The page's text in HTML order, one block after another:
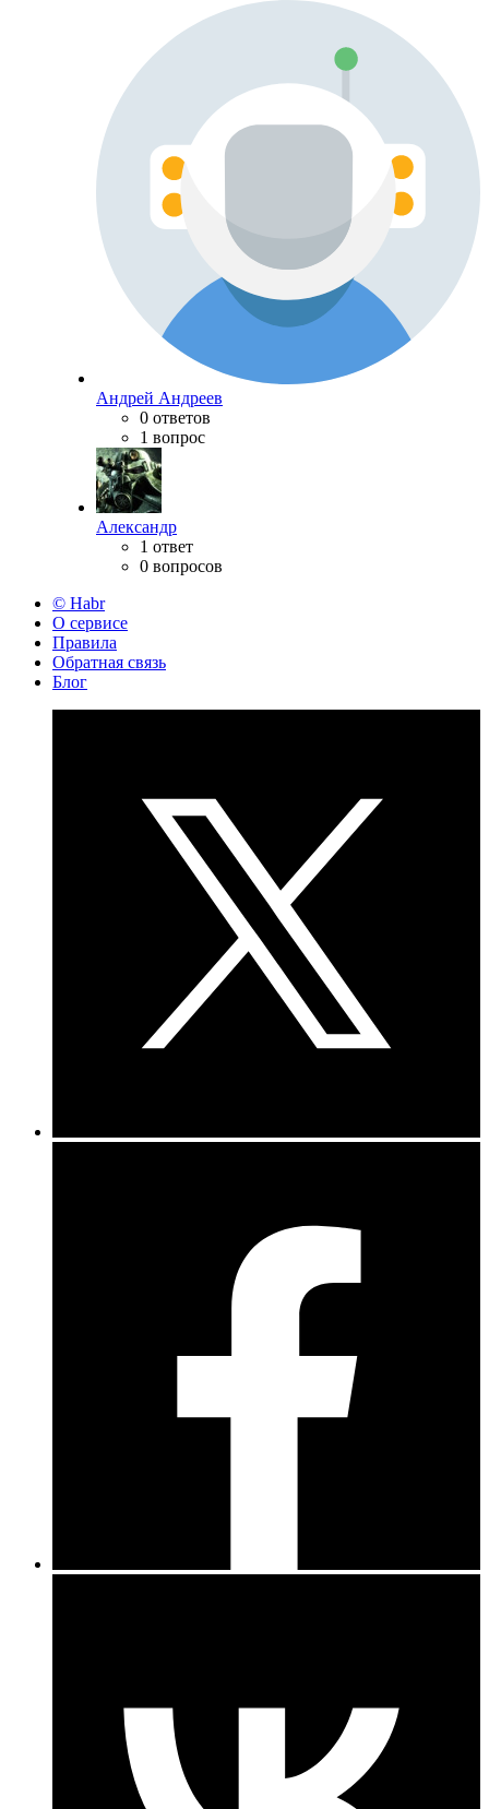
Андрей Андреев
0 ответов
1 вопрос
Александр
1 ответ
0 вопросов
© Habr
О сервисе
Правила
Обратная связь
Блог